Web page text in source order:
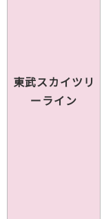
東武スカイツリ
ーライン